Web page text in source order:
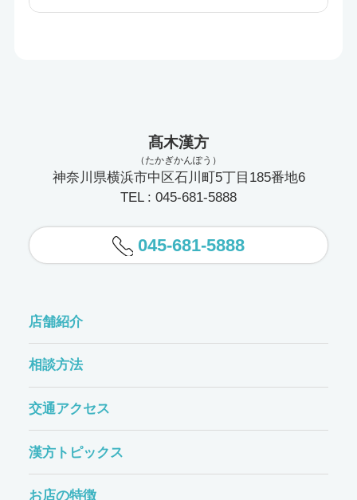
髙木漢方
（たかぎかんぽう）
神奈川県横浜市中区石川町5丁目185番地6
TEL : 045-681-5888
045-681-5888
店舗紹介
相談方法
交通アクセス
漢方トピックス
お店の特徴